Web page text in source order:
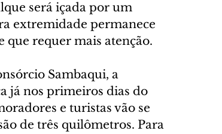
será içada por um
extremidade permanece
que requer mais atenção.
Sambaqui, a
já nos primeiros dias do
e turistas vão se
de três quilômetros. Para